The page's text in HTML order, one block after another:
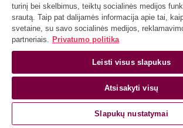
Intranetas
VU privatumo politika
Socialiniai tinklai
Instagram
turinį bei skelbimus, teiktų socialinės medijos
srautą. Taip pat dalijamės informacija apie tai,
svetaine, su savo socialinės medijos,
partneriais. Privatumo politika
Leisti visus slapukus
Atsisakyti visų
Slapukų nustatymai